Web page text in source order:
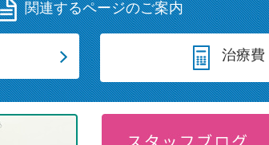
関連するページのご案内
治療費